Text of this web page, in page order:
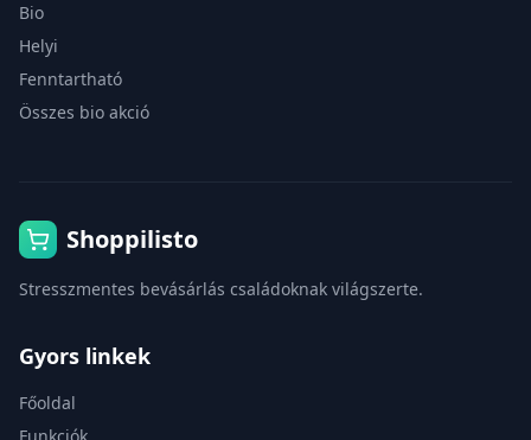
Bio
Helyi
Fenntartható
Összes bio akció
Shoppilisto
Stresszmentes bevásárlás családoknak világszerte.
Gyors linkek
Főoldal